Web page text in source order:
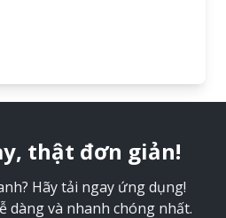
thật đơn giản!
Hãy tải ngay ứng dụng!
dàng và nhanh chóng nhất.